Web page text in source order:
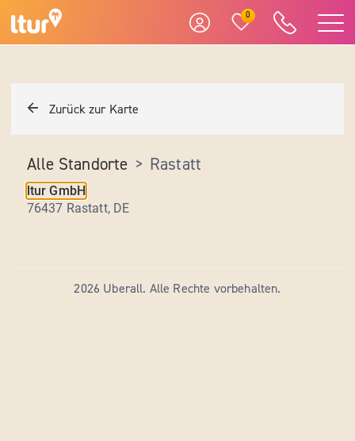
0
Zurück zur Karte
Alle Standorte > Rastatt
ltur GmbH
76437 Rastatt, DE
2026 Uberall. Alle Rechte vorbehalten.